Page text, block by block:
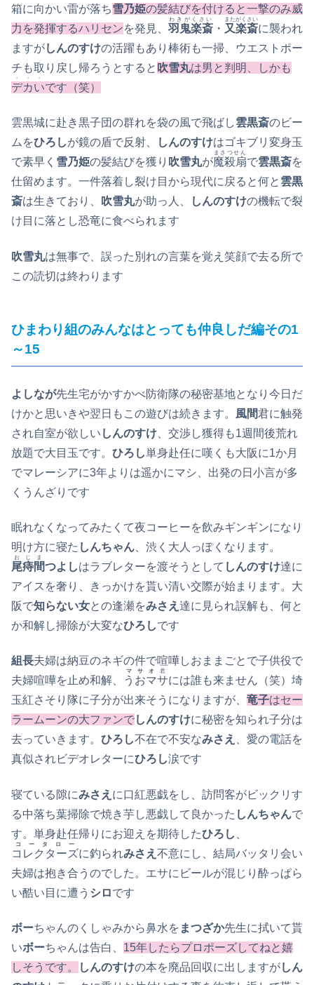
箱に向かい雷が落ち雪乃姫の髪結びを付けると一撃のみ威
力を発揮するハリセンを発見、 羽鬼楽斎
わきがくさい
・ 又楽斎
またがくさい
に襲われ
ますがしんのすけの活躍もあり棒術も一掃、ウエストポー
チも取り戻し帰ろうとすると 吹雪丸は男と判明、しかも
デカい
・・・
です（笑）
雲黒城に赴き黒子団の群れを袋の風で飛ばし雲黒斎のビー
ムをひろしが鏡の盾で反射、 しんのすけはゴキブリ変身玉
で素早く 雪乃姫の髪結びを獲り 吹雪丸が魔殺扇
まさつせん
で雲黒斎を
仕留めます。一件落着し裂け目から現代に戻ると何と 雲黒
斎は生きており、 吹雪丸が助っ人、 しんのすけの機転で裂
け目に落とし恐竜に食べられます
吹雪丸は無事で、誤った別れの言葉を覚え笑顔で去る所で
この読切は終わります
ひまわり組のみんなはとっても仲良しだ編その1
～15
よしなが先生宅がかすかべ防衛隊の秘密基地となり今日だ
けかと思いきや翌日もこの遊びは続きます。
風間君に触発
され自室が欲しい しんのすけ 、交渉し獲得も1週間後荒れ
放題で大目玉です。 ひろし単身赴任に嘆くも大阪に1か月
でマレーシアに3年よりは遥かにマシ、出発の日小言が多
くうんざりです
眠れなくなってみたくて夜コーヒーを飲みギンギンになり
明け方に寝た しんちゃん 、渋く大人っぽくなります。
尾痔間
おじま
つよしはラブレターを渡そうとして しんのすけ達に
アイスを奢り、きっかけを貰い清い交際が始まります。大
阪で知らない女との逢瀬をみさえ 達に見られ誤解も、何と
か和解し掃除が大変なひろしです
組長夫婦は納豆のネギの件で喧嘩しおままごとで子供役で
夫婦喧嘩を止め和解、
うおマサ
マサオ 君
には誰も来ません（笑）埼
玉紅さそり隊に子分が出来そうになりますが、 竜子はセー
ラームーンの大ファンでしんのすけに秘密を知られ子分は
去っていきます。 ひろし不在で不安なみさえ
、愛の電話を
真似されビデオレターにひろし涙です
寝ている隙にみさえ に口紅悪戯をし、訪問客がビックリす
る中落ち葉掃除で焼き芋し悪戯して良かった しんちゃんで
す。単身赴任帰りにお迎えを期待したひろし
コレクターズ
コータロー
に釣られみさえ 不意にし、結局バッタリ会い
夫婦は抱き合うのでした。エサにビールが混じり酔っぱら
い酷い目に遭う シロです
ボーちゃんのくしゃみから鼻水を まつざか先生に拭いて貰
いボーちゃんは告白、 15年したらプロポーズしてねと嬉
しそうです。
しんのすけの本を廃品回収に出しますがしん